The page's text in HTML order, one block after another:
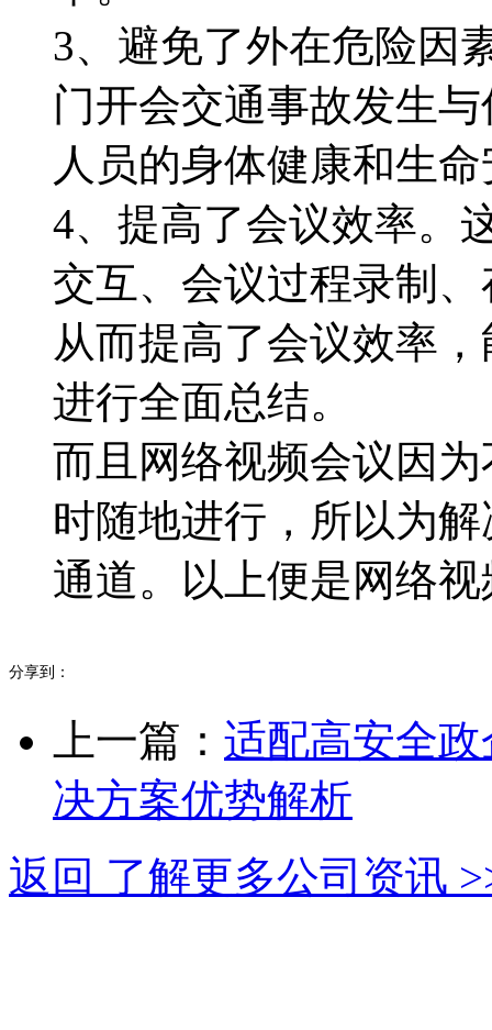
3、避免了外在危险因
门开会交通事故发生
人员的身体健康和生
4、提高了会议效率。
交互、会议过程录制
从而提高了会议效率
进行全面总结。
而且网络视频会议因
时随地进行，所以为
通道。以上便是网络
分享到：
上一篇： 适配高安全
决方案优势解析
返回 了解更多公司资讯